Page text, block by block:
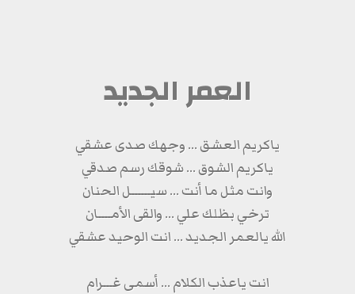
العمر الجديد
ياكريم العشق ... وجهك صدى عشقي
ياكريم الشوق ... شوقك رسم صدقي
وانت مثل ما أنت ... سيــــــل الحنان
ترخي بظلك علي ... والقى الأمــــان
الله يالعمر الجديد ... انت الوحيد عشقي
انت ياعذب الكلام ... أسمى غـــرام